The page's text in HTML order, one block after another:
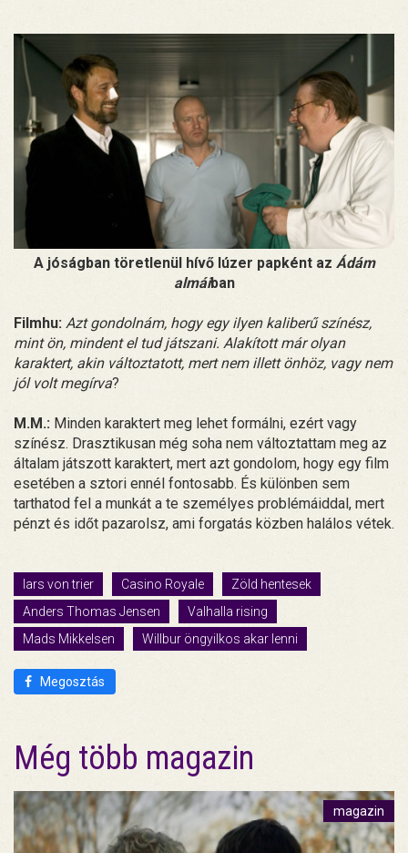
A jóságban töretlenül hívő lúzer papként az Ádám
almáiban
Filmhu: Azt gondolnám, hogy egy ilyen kaliberű színész,
mint ön, mindent el tud játszani. Alakított már olyan
karaktert, akin változtatott, mert nem illett önhöz, vagy nem
jól volt megírva?
M.M.: Minden karaktert meg lehet formálni, ezért vagy
színész. Drasztikusan még soha nem változtattam meg az
általam játszott karaktert, mert azt gondolom, hogy egy film
esetében a sztori ennél fontosabb. És különben sem
tarthatod fel a munkát a te személyes problémáiddal, mert
pénzt és időt pazarolsz, ami forgatás közben halálos vétek.
lars von trier Casino Royale
Zöld hentesek
Anders Thomas Jensen
Valhalla rising
Mads Mikkelsen
Willbur öngyilkos akar lenni
Megosztás
Még több magazin
magazin